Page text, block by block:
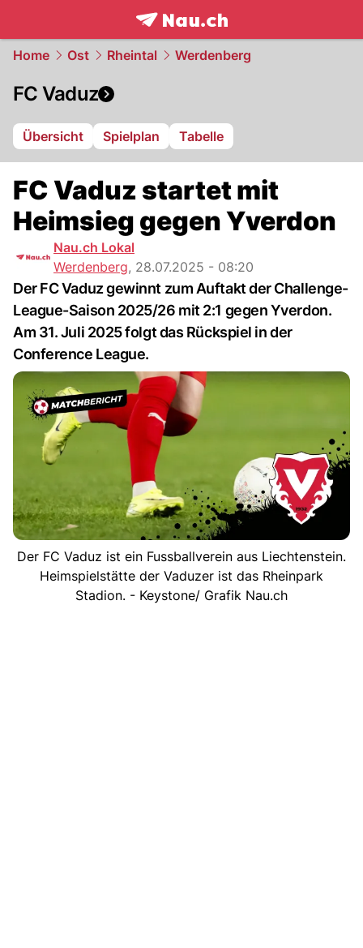
frontpage.NAU.ch
Home Ost Rheintal Werdenberg
FC Vaduz
Übersicht Spielplan Tabelle
FC Vaduz startet mit
Heimsieg gegen Yverdon
Nau.ch Lokal
Werdenberg, 28.07.2025 - 08:20
Der FC Vaduz gewinnt zum Auftakt der Challenge-
League-Saison 2025/26 mit 2:1 gegen Yverdon.
Am 31. Juli 2025 folgt das Rückspiel in der
Conference League.
Der FC Vaduz ist ein Fussballverein aus Liechtenstein.
Heimspielstätte der Vaduzer ist das Rheinpark
Stadion. - Keystone/ Grafik Nau.ch